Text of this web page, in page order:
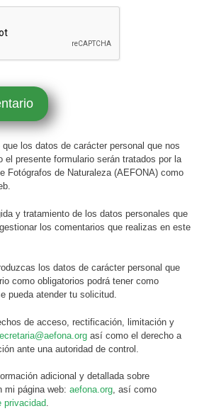
los datos de carácter personal que nos
el presente formulario serán tratados por la
Fotógrafos de Naturaleza (AEFONA) como
y tratamiento de los datos personales que
los comentarios que realizas en este
los datos de carácter personal que
como obligatorios podrá tener como
pueda atender tu solicitud.
de acceso, rectificación, limitación y
así como el derecho a
ante una autoridad de control.
adicional y detallada sobre
mi página web: aefona.org, así como
privacidad.